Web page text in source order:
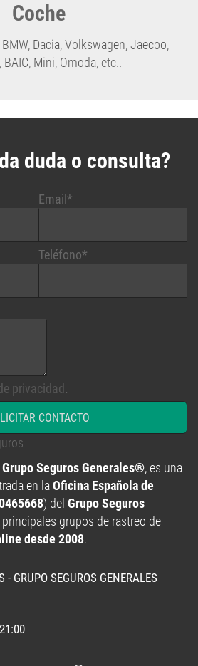
Coche
BMW, Dacia,Volkswagen,Jaecoo,
, BAIC, Mini, Omoda, etc..
duda o consulta?
Email*
Teléfono*
privacidad .
CONTACTO
Seguros Generales®, es una
en laOficina Española de
) del Grupo Seguros
grupos de rastreo de
desde 2008.
- GRUPO SEGUROS GENERALES